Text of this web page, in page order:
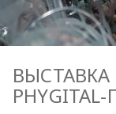
ВЫСТАВКА